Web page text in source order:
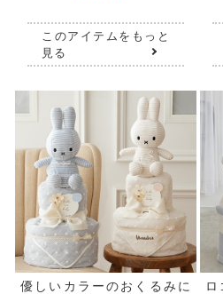
このアイテムをもっと
見る
優しいカラーのおくるみに